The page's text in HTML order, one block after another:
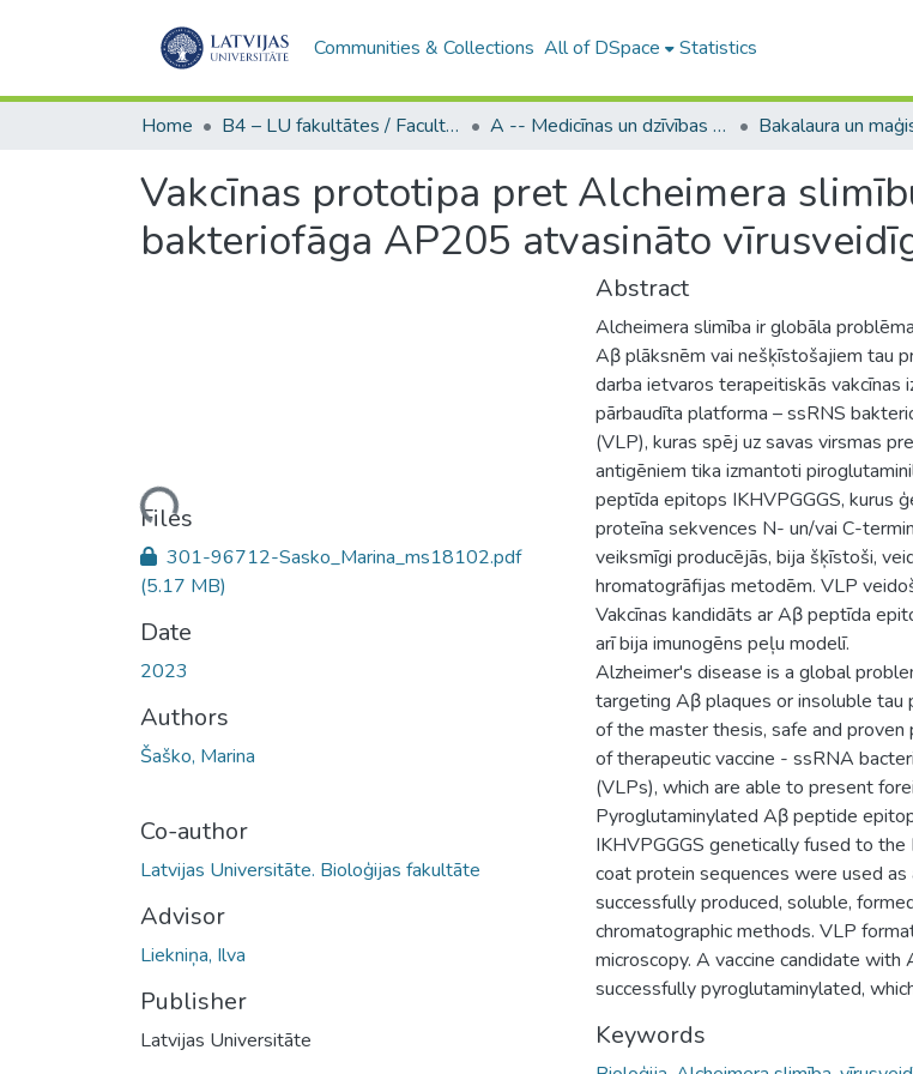
Communities & Collections All of DSpace Statistics
Home B4 – LU fakultātes / Faculties of the UL A -- Medicīnas un dzīvības zinātņu fakultāte / Faculty of Medicine and Life Sciences
Vakcīnas prototipa pret Alcheimera
bakteriofāga AP205 atvasināto
Loading...
Files
301-96712-Sasko_Marina_ms18102.pdf
(5.17 MB)
Date
2023
Authors
Šaško, Marina
Co-author
Latvijas Universitāte. Bioloģijas fakultāte
Advisor
Liekniņa, Ilva
Publisher
Latvijas Universitāte
Abstract
Alcheimera slimība ir globāla
Aβ plāksnēm vai nešķīstošajiem tau
darba ietvaros terapeitiskās vakcīnas
pārbaudīta platforma – ssRNS
(VLP), kuras spēj uz savas virsmas
antigēniem tika izmantoti
peptīda epitops IKHVPGGGS, kurus
proteīna sekvences N- un/vai C-
veiksmīgi producējās, bija šķīstoši,
hromatogrāfijas metodēm. VLP
Vakcīnas kandidāts ar Aβ peptīda
arī bija imunogēns peļu modelī.
Alzheimer's disease is a global
targeting Aβ plaques or insoluble
of the master thesis, safe and
of therapeutic vaccine - ssRNA
(VLPs), which are able to present
Pyroglutaminylated Aβ peptide
IKHVPGGGS genetically fused to
coat protein sequences were used
successfully produced, soluble,
chromatographic methods. VLP
microscopy. A vaccine candidate
successfully pyroglutaminylated,
Keywords